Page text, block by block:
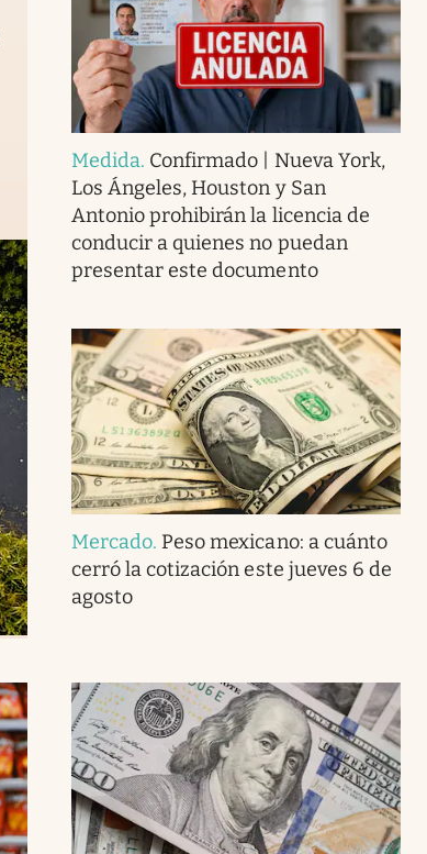
Medida. Confirmado | Nueva York,
Los Ángeles, Houston y San
Antonio prohibirán la licencia de
conducir a quienes no puedan
presentar este documento
Mercado. Peso mexicano: a cuánto
cerró la cotización este jueves 6 de
agosto